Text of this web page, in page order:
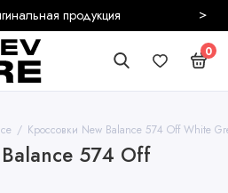
и быстрая доставка >
0
Кроссовки New Balance 574 Off White
574 Off